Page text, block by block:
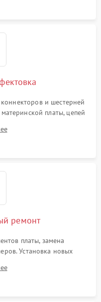
и шестерней
платы, цепей
механизма
стабилизации.
ремонт
платы, замена
Установка новых
или двигателя
тубуса объектива